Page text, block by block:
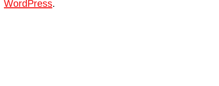
WordPress.